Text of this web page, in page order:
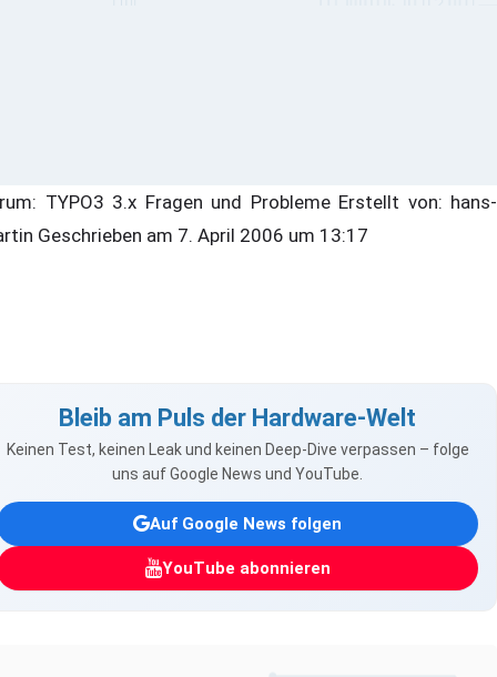
TYPO3 3.x Fragen und Probleme Erstellt von: hans-
Geschrieben am 7. April 2006 um 13:17
Bleib am Puls der Hardware-Welt
Keinen Test, keinen Leak und keinen Deep-Dive verpassen – folge
uns auf Google News und YouTube.
Auf Google News folgen
YouTube abonnieren